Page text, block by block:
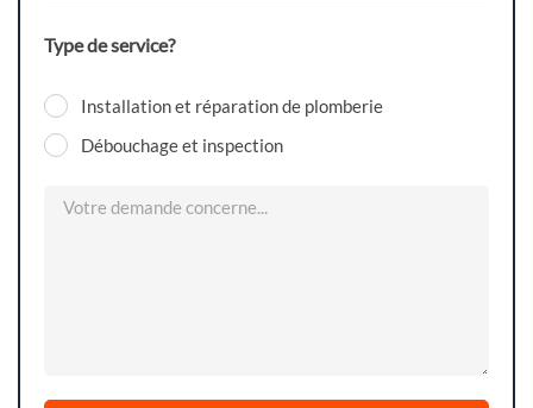
Type de service?
Installation et réparation de plomberie
Débouchage et inspection